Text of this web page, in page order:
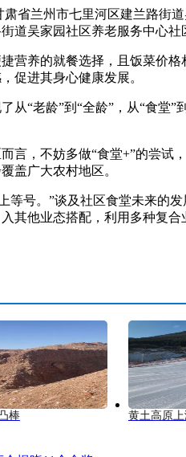
道吴家园社区养老服务中心
养的就餐选择，且饭菜价格
促进其身心健康发展。
“老龄”到“全龄”，从“食堂”
，不妨多做“食堂+”的尝试
盖广大农村地区。
号。”谈及社区食堂未来的
其他业态搭配，利用多种复
棒 黄土高原